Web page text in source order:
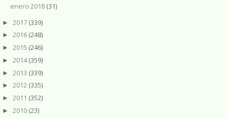
enero 2018 (31)
► 2017 (339)
► 2016 (248)
► 2015 (246)
► 2014(359)
► 2013 (339)
► 2012 (335)
► 2011 (352)
► 2010 (23)